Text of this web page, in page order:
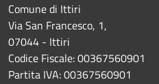
Comune di Ittiri
Via San Francesco, 1,
07044 - Ittiri
Codice Fiscale: 00367560901
Partita IVA: 00367560901